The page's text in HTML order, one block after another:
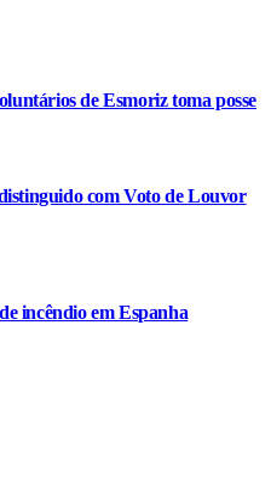
de Esmoriz toma posse
com Voto de Louvor
incêndio em Espanha